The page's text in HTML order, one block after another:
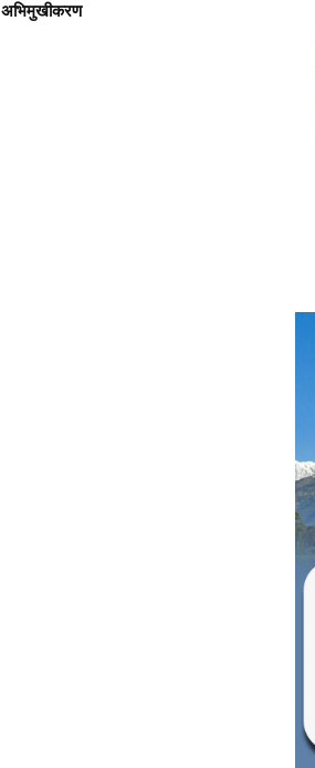
अभिमुखीकरण